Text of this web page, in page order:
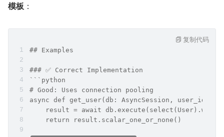
模板 ：
## Examples
### ✅ Correct Implementation
```python
# Good: Uses connection pooling
async def get_user(db: AsyncSession, user_id:
result = await
    return result.scalar_one_or_none()
复制代码